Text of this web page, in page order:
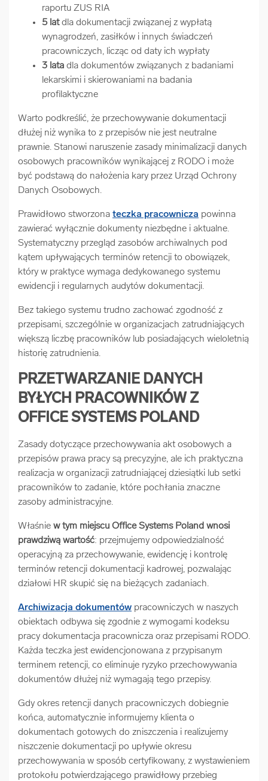
raportu ZUS RIA
5 latdla dokumentacji związanej z wypłatą
wynagrodzeń, zasiłków i innych świadczeń
pracowniczych, licząc od daty ich wypłaty
3 lata dla dokumentów związanych z badaniami
lekarskimi i skierowaniami na badania
profilaktyczne
Warto podkreślić, że przechowywanie dokumentacji
dłużej niż wynika to z przepisów nie jest neutralne
prawnie. Stanowi naruszenie zasady minimalizacji danych
osobowych pracowników wynikającej z RODO i może
być podstawą do nałożenia kary przez Urząd Ochrony
Danych Osobowych.
Prawidłowo stworzona teczka pracownicza powinna
zawierać wyłącznie dokumenty niezbędne i aktualne.
Systematyczny przegląd zasobów archiwalnych pod
kątem upływających terminów retencji to obowiązek,
który w praktyce wymaga dedykowanego systemu
ewidencji i regularnych audytów dokumentacji.
Bez takiego systemu trudno zachować zgodność z
przepisami, szczególnie w organizacjach zatrudniających
większą liczbę pracowników lub posiadających wieloletnią
historię zatrudnienia.
PRZETWARZANIE DANYCH
BYŁYCH PRACOWNIKÓW Z
OFFICE SYSTEMS POLAND
Zasady dotyczące przechowywania akt osobowych a
przepisów prawa pracy są precyzyjne, ale ich praktyczna
realizacja w organizacji zatrudniającej dziesiątki lub setki
pracowników to zadanie, które pochłania znaczne
zasoby administracyjne.
Właśnie w tym miejscu Office Systems Poland wnosi
prawdziwą wartość: przejmujemy odpowiedzialność
operacyjną za przechowywanie, ewidencję i kontrolę
terminów retencji dokumentacji kadrowej, pozwalając
działowi HR skupić się na bieżących zadaniach.
Archiwizacja dokumentów pracowniczych w naszych
obiektach odbywa się zgodnie z wymogami kodeksu
pracy dokumentacja pracownicza oraz przepisami RODO.
Każda teczka jest ewidencjonowana z przypisanym
terminem retencji, co eliminuje ryzyko przechowywania
dokumentów dłużej niż wymagają tego przepisy.
Gdy okres retencji danych pracowniczych dobiegnie
końca, automatycznie informujemy klienta o
dokumentach gotowych do zniszczenia i realizujemy
niszczenie dokumentacji po upływie okresu
przechowywania w sposób certyfikowany, z wystawieniem
protokołu potwierdzającego prawidłowy przebieg